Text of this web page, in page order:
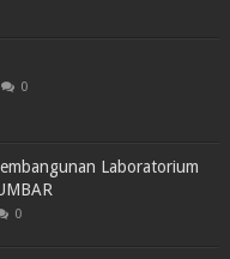
0
Laboratorium
0